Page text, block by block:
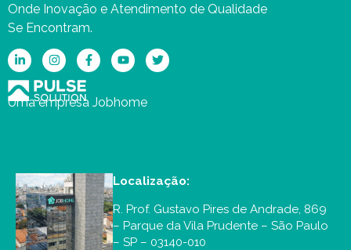
Onde Inovação e Atendimento de Qualidade
Se Encontram.
Uma empresa Jobhome
Localização:
R. Prof. Gustavo Pires de Andrade, 869
– Parque da Vila Prudente – São Paulo
– SP – 03140-010